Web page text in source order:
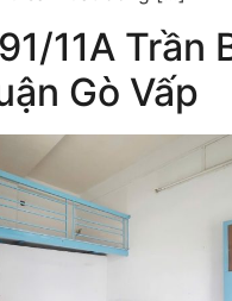
11A Trần
Gò Vấp